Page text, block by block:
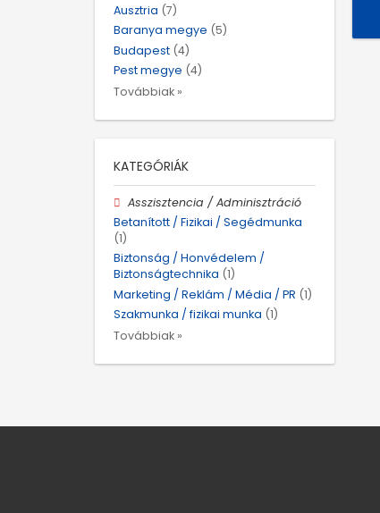
Ausztria (7)
Baranya megye (5)
Budapest (4)
Pest megye (4)
Továbbiak »
KATEGÓRIÁK
Asszisztencia / Adminisztráció
Betanított / Fizikai / Segédmunka
(1)
Biztonság / Honvédelem /
Biztonságtechnika (1)
Marketing / Reklám / Média / PR (1)
Szakmunka / fizikai munka (1)
Továbbiak »